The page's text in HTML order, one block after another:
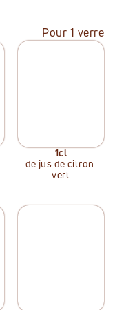
Pour 1 verre
1cl
de jus de citron
vert